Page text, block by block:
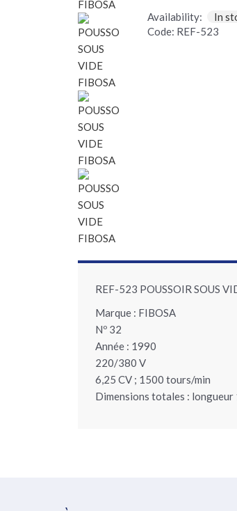
Availability:
In
Code: REF-523
REF-523 POUSSOIR SOUS
Marque : FIBOSA
Nº 32
Année : 1990
220/380 V
6,25 CV ; 1500 tours/min
Dimensions totales : longueur